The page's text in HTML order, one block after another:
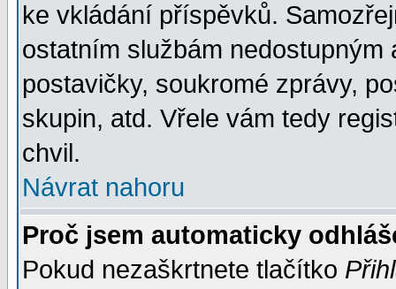
ke vkládání příspěvků.
ostatním službám
postavičky, soukromé zprávy,
skupin, atd. Vřele vám tedy
chvil.
Návrat nahoru
Proč jsem automaticky
Pokud nezaškrtnete tlačítko